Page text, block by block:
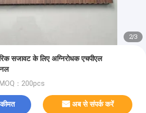
2/3
सजावट के लिए अग्निरोधक एचपीएल
MOQ：200pcs
अब से संपर्क करें